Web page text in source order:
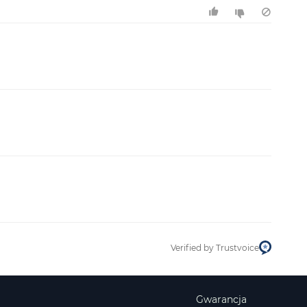
Verified by Trustvoice
Gwarancja